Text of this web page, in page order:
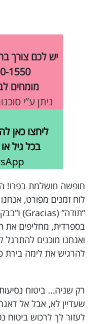
יש לכם צורך
1550
מומחים
ניתן ע”י
ליחצו כאן
בכל גיל
חופשה מושלמת בפרו!
לוח זמנים מפורט,
בספרדית, מחליפים את
ואנחנו מוכנים להתרגל
להרגיש את לימה בירת
רק שניה… ביטוח
לעזור לך לרכוש ביטוח